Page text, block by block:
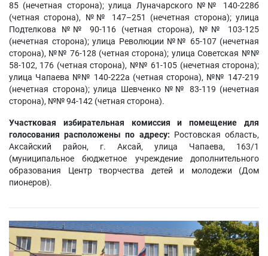
85 (нечетная сторона); улица Луначарского №№ 140-228б
(четная сторона), №№ 147–251 (нечетная сторона); улица
Подтелкова №№ 90-116 (четная сторона), №№ 103-125
(нечетная сторона); улица Революции №№ 65-107 (нечетная
сторона), №№ 76-128 (четная сторона); улица Советская №№
58-102, 176 (четная сторона), №№ 61-105 (нечетная сторона);
улица Чапаева №№ 140-222а (четная сторона), №№ 147-219
(нечетная сторона); улица Шевченко №№ 83-119 (нечетная
сторона), №№ 94-142 (четная сторона).
Участковая избирательная комиссия и помещение для
голосования расположены по адресу: Ростовская область,
Аксайский район, г. Аксай, улица Чапаева, 163/1
(муниципальное бюджетное учреждение дополнительного
образования Центр творчества детей и молодежи (Дом
пионеров).